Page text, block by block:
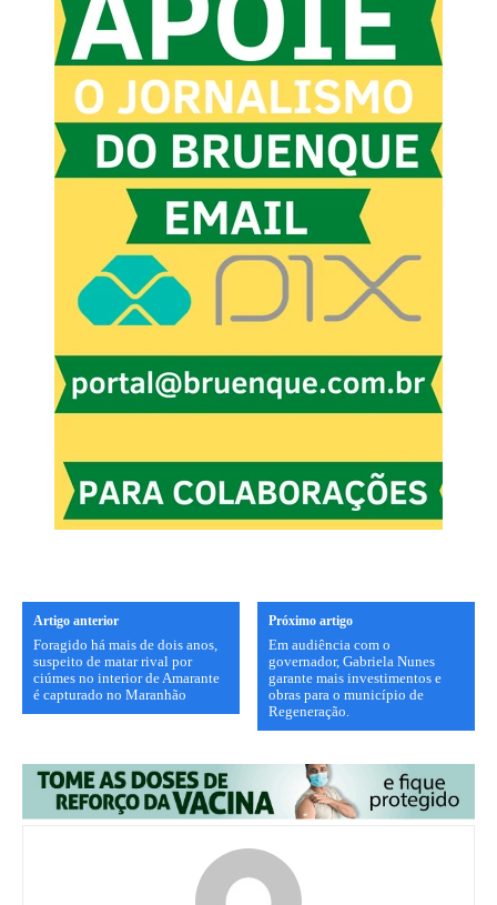
Artigo anterior
Foragido há mais de dois anos,
suspeito de matar rival por
ciúmes no interior de Amarante
é capturado no Maranhão
Próximo artigo
Em audiência com o
governador, Gabriela Nunes
garante mais investimentos e
obras para o município de
Regeneração.